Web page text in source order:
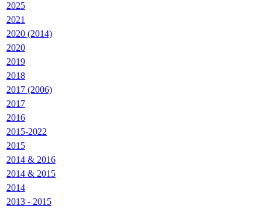
2025
2021
2020 (2014)
2020
2019
2018
2017 (2006)
2017
2016
2015-2022
2015
2014 & 2016
2014 & 2015
2014
2013 - 2015